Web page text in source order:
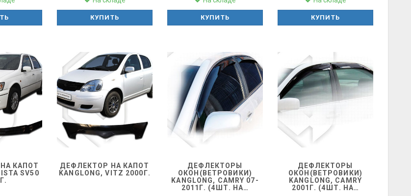
КУПИТЬ КУПИТЬ КУПИТЬ
КАПОТ
SV50
ДЕФЛЕКТОР НА КАПОТ
KANGLONG, VITZ 2000Г.
ДЕФЛЕКТОРЫ
ОКОН(ВЕТРОВИКИ)
KANGLONG, CAMRY 07-
2011Г. (4ШТ. НА…
ДЕФЛЕКТОРЫ
ОКОН(ВЕТРОВИКИ)
KANGLONG, CAMRY
2001Г. (4ШТ. НА…